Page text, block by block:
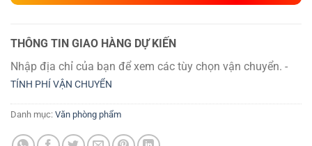
THÔNG TIN GIAO HÀNG DỰ KIẾN
Nhập địa chỉ của bạn để xem các tùy chọn vận chuyển. -
TÍNH PHÍ VẬN CHUYỂN
Danh mục: Văn phòng phẩm